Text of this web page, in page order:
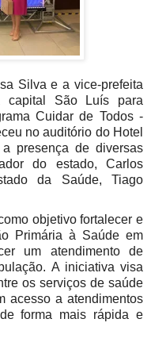
Silva e a vice-prefeita
capital São Luís para
Cuidar de Todos -
no auditório do Hotel
presença de diversas
do estado, Carlos
da Saúde, Tiago
objetivo fortalecer e
Primária à Saúde em
um atendimento de
A iniciativa visa
os serviços de saúde
acesso a atendimentos
forma mais rápida e